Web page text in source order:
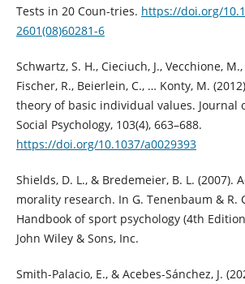
Tests in 20 Coun-tries. https://doi.org/
2601(08)60281-6
Schwartz, S. H., Cieciuch, J., Vecchione,
Fischer, R., Beierlein, C., … Konty, M.
theory of basic individual values. Journal
Social Psychology, 103(4), 663–688.
https://doi.org/10.1037/a0029393
Shields, D. L., & Bredemeier, B. L. (2007).
morality research. In G. Tenenbaum & R.
Handbook of sport psychology (4th
John Wiley & Sons, Inc.
Smith-Palacio, E., & Acebes-Sánchez, J.